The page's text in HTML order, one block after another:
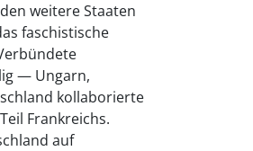
weitere Staaten
faschistische
— Ungarn,
kollaborierte
Frankreichs.
auf